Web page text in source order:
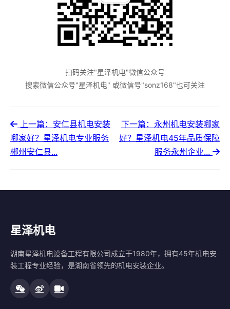
扫码关注"星泽机电"微信公众号
搜索微信公众号"星泽机电" 或微信号"sonz168"也可关注
上一篇：安仁县机电安装
哪家好？星泽机电专业服务
郴州安仁县...
下一篇：永州机电安装哪家
好？星泽机电45年品质保障
服务永州企业...
星泽机电
湖南星泽机电设备工程有限公司成立于1980年，拥有45年机电安
装工程专业经验，是湖南省领先的机电安装企业。